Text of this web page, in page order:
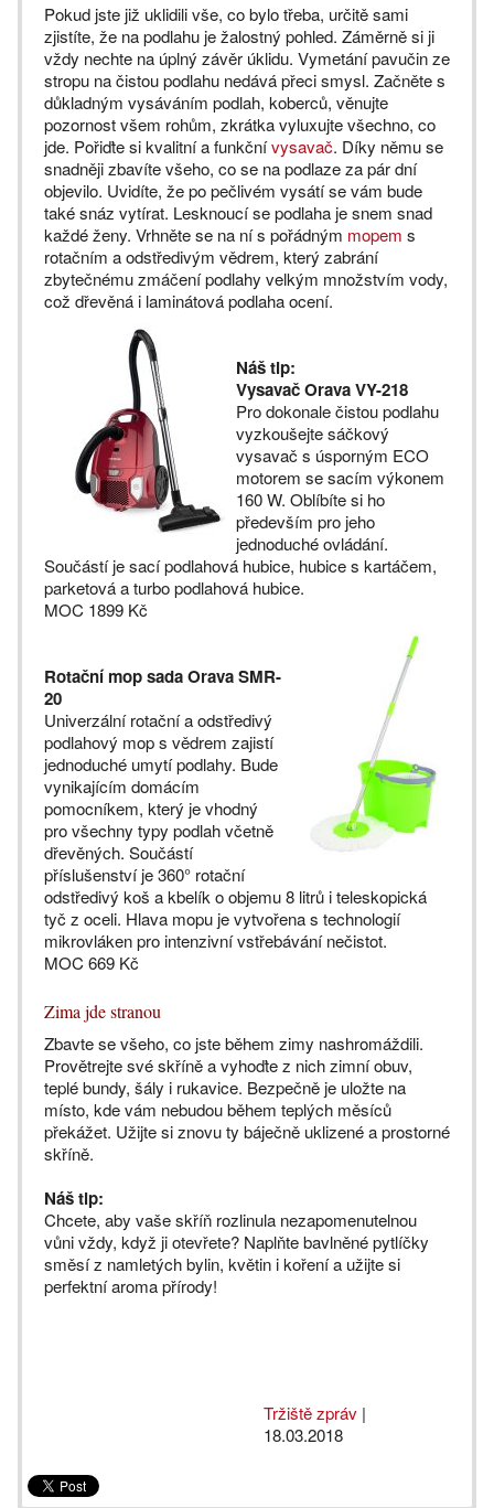
Pokud jste již uklidili vše, co bylo třeba, určitě sami
zjistíte, že na podlahu je žalostný pohled. Záměrně si ji
vždy nechte na úplný závěr úklidu. Vymetání pavučin ze
stropu na čistou podlahu nedává přeci smysl. Začněte s
důkladným vysáváním podlah, koberců, věnujte
pozornost všem rohům, zkrátka vyluxujte všechno, co
jde. Pořiďte si kvalitní a funkčnívysavač. Díky němu se
snadněji zbavíte všeho, co se na podlaze za pár dní
objevilo. Uvidíte, že po pečlivém vysátí se vám bude
také snáz vytírat. Lesknoucí se podlaha je snem snad
každé ženy. Vrhněte se na ní s pořádným mopem s
rotačním a odstředivým vědrem, který zabrání
zbytečnému zmáčení podlahy velkým množstvím vody,
což dřevěná i laminátová podlaha ocení.
Náš tip:
Vysavač Orava VY-218
Pro dokonale čistou podlahu
vyzkoušejte sáčkový
vysavač s úsporným ECO
motorem se sacím výkonem
160 W. Oblíbíte si ho
především pro jeho
jednoduché ovládání.
Součástí je sací podlahová hubice, hubice s kartáčem,
parketová a turbo podlahová hubice.
MOC 1899 Kč
Rotační mop sada Orava SMR-
20
Univerzální rotační a odstředivý
podlahový mop s vědrem zajistí
jednoduché umytí podlahy. Bude
vynikajícím domácím
pomocníkem, který je vhodný
pro všechny typy podlah včetně
dřevěných. Součástí
příslušenství je 360° rotační
odstředivý koš a kbelík o objemu 8 litrů i teleskopická
tyč z oceli. Hlava mopu je vytvořena s technologií
mikrovláken pro intenzivní vstřebávání nečistot.
MOC 669 Kč
Zima jde stranou
Zbavte se všeho, co jste během zimy nashromáždili.
Provětrejte své skříně a vyhoďte z nich zimní obuv,
teplé bundy, šály i rukavice. Bezpečně je uložte na
místo, kde vám nebudou během teplých měsíců
překážet. Užijte si znovu ty báječně uklizené a prostorné
skříně.
Náš tip:
Chcete, aby vaše skříň rozlinula nezapomenutelnou
vůni vždy, když ji otevřete? Naplňte bavlněné pytlíčky
směsí z namletých bylin, květin i koření a užijte si
perfektní aroma přírody!
Tržiště zpráv |
18.03.2018